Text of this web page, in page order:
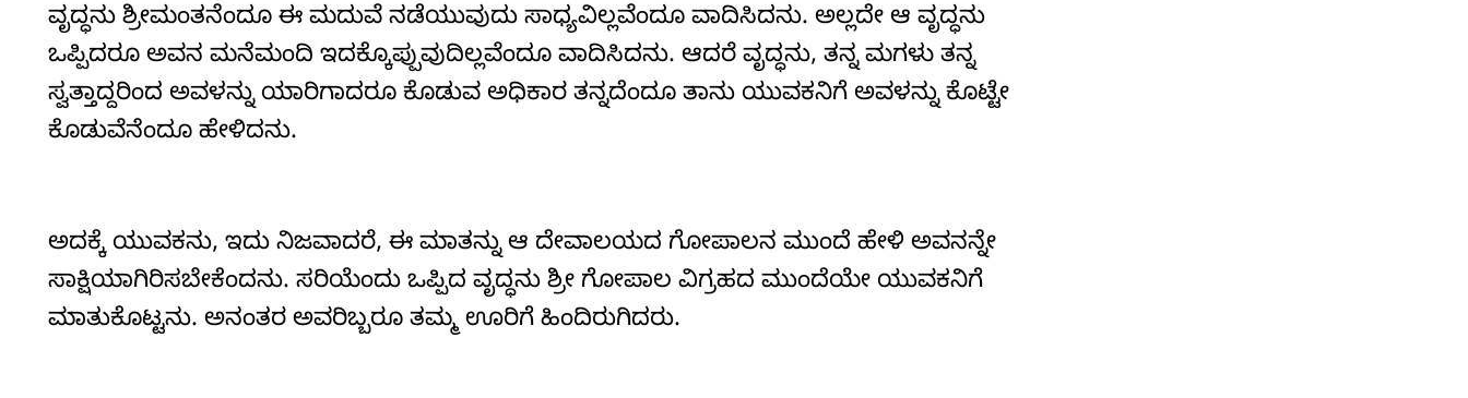
ವೃದ್ಧನು ಶ್ರೀಮಂತನೆಂದೂ ಈ ಮದುವೆ ನಡೆಯುವುದು ಸಾಧ್ಯವಿಲ್ಲವೆಂದೂ ವಾದಿಸಿದನು. ಅಲ್ಲದೇ ಆ ವೃದ್ಧನು
ಒಪ್ಪಿದರೂ ಅವನ ಮನೆಮಂದಿ ಇದಕ್ಕೊಪ್ಪುವುದಿಲ್ಲವೆಂದೂ ವಾದಿಸಿದನು. ಆದರೆ ವೃದ್ಧನು, ತನ್ನ ಮಗಳು ತನ್ನ
ಸ್ವತ್ತಾದ್ದರಿಂದ ಅವಳನ್ನು ಯಾರಿಗಾದರೂ ಕೊಡುವ ಅಧಿಕಾರ ತನ್ನದೆಂದೂ ತಾನು ಯುವಕನಿಗೆ ಅವಳನ್ನು ಕೊಟ್ಟೇ
ಕೊಡುವೆನೆಂದೂ ಹೇಳಿದನು.
ಅದಕ್ಕೆ ಯುವಕನು, ಇದು ನಿಜವಾದರೆ, ಈ ಮಾತನ್ನು ಆ ದೇವಾಲಯದ ಗೋಪಾಲನ ಮುಂದೆ ಹೇಳಿ ಅವನನ್ನೇ
ಸಾಕ್ಷಿಯಾಗಿರಿಸಬೇಕೆಂದನು. ಸರಿಯೆಂದು ಒಪ್ಪಿದ ವೃದ್ಧನು ಶ್ರೀ ಗೋಪಾಲ ವಿಗ್ರಹದ ಮುಂದೆಯೇ ಯುವಕನಿಗೆ
ಮಾತುಕೊಟ್ಟನು. ಅನಂತರ ಅವರಿಬ್ಬರೂ ತಮ್ಮ ಊರಿಗೆ ಹಿಂದಿರುಗಿದರು.